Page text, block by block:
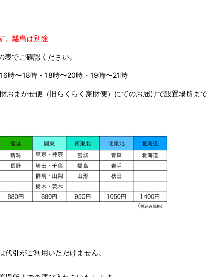
離島は別途
でご確認ください。
時〜18時・18時〜20時・19時〜21時
まかせ便（旧らくらく家財便）にてのお届けで設置場所ま
代引がご利用いただけません。